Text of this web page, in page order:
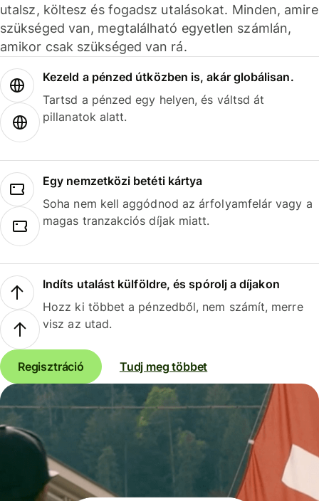
utalsz, költesz és fogadsz utalásokat. Minden, amire
szükséged van, megtalálható egyetlen számlán,
amikor csak szükséged van rá.
Kezeld a pénzed útközben is, akár globálisan.
Tartsd a pénzed egy helyen, és váltsd át
pillanatok alatt.
Egy nemzetközi betéti kártya
Soha nem kell aggódnod az árfolyamfelár vagy a
magas tranzakciós díjak miatt.
Indíts utalást külföldre, és spórolj a díjakon
Hozz ki többet a pénzedből, nem számít, merre
visz az utad.
Regisztráció Tudj meg többet